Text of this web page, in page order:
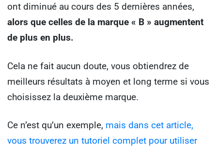
ont diminué au cours des 5 dernières années,
alors que celles de la marque « B » augmentent
de plus en plus.
Cela ne fait aucun doute, vous obtiendrez de
meilleurs résultats à moyen et long terme si vous
choisissez la deuxième marque.
Ce n’est qu’un exemple, mais dans cet article,
vous trouverez un tutoriel complet pour utiliser